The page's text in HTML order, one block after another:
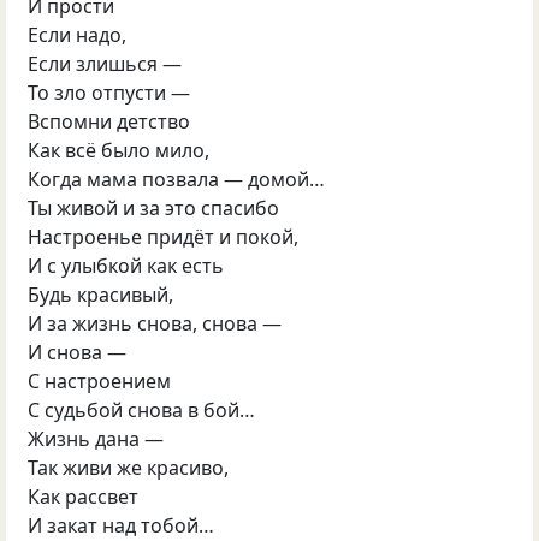
И прости
Если надо,
Если злишься —
То зло отпусти —
Вспомни детство
Как всё было мило,
Когда мама позвала — домой…
Ты живой и за это спасибо
Настроенье придёт и покой,
И с улыбкой как есть
Будь красивый,
И за жизнь снова, снова —
И снова —
С настроением
С судьбой снова в бой…
Жизнь дана —
Так живи же красиво,
Как рассвет
И закат над тобой…